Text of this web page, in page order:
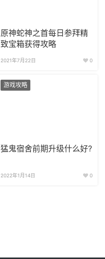
原神蛇神之首每日参拜精
致宝箱获得攻略
2021年7月22日 0
游戏攻略
猛鬼宿舍前期升级什么好?
2022年1月14日 0